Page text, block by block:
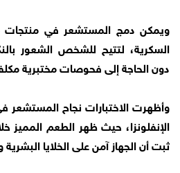
ويمكن دمج المستشعر في منتجات
السكرية، لتتيح للشخص الشعور
دون الحاجة إلى فحوصات مختبرية
وأظهرت الاختبارات نجاح
ثبت أن الجهاز آمن على الخلايا البشرية